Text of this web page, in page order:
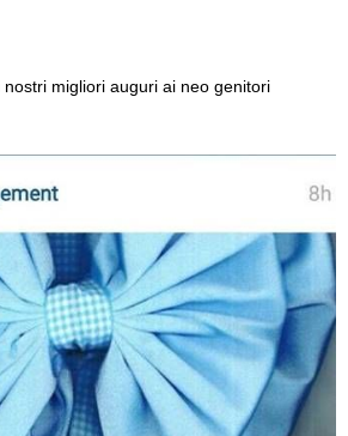
migliori auguri ai neo genitori